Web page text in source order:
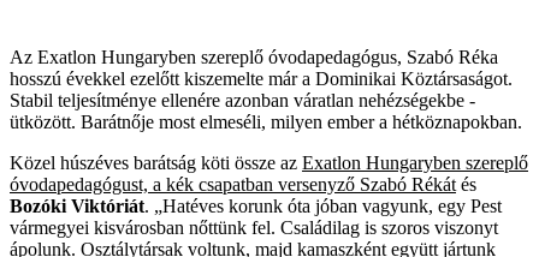
Az Exatlon Hungaryben szereplő óvodapedagógus, Szabó Réka
hosszú évekkel ezelőtt kiszemelte már a Dominikai Köztársaságot.
Stabil teljesítménye ­ellenére azonban váratlan nehézségekbe ­
ütközött. Barátnője most elmeséli, milyen ember a hétköznapokban.
Közel húszéves barátság köti össze az Exatlon Hungaryben szereplő
óvodapedagógust, a kék csapatban versenyző Szabó Rékát és
Bozóki Viktóriát. „Hatéves korunk óta jóban vagyunk, egy Pest
vármegyei kisvárosban nőttünk fel. Családilag is szoros viszonyt
ápolunk. Osztálytársak voltunk, majd kamaszként együtt jártunk